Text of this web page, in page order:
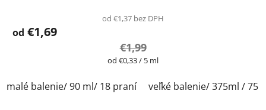
od €1,37 bez DPH
od €1,69
€1,99
Jednotková
od €0,33 / 5 ml
malé balenie/ 90 ml/ 18 praní veľké balenie/ 375ml / 75